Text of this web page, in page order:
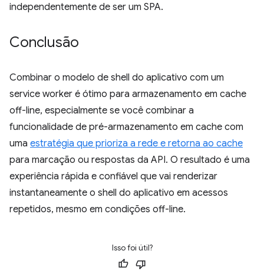
independentemente de ser um SPA.
Conclusão
Combinar o modelo de shell do aplicativo com um
service worker é ótimo para armazenamento em cache
off-line, especialmente se você combinar a
funcionalidade de pré-armazenamento em cache com
uma estratégia que prioriza a rede e retorna ao cache
para marcação ou respostas da API. O resultado é uma
experiência rápida e confiável que vai renderizar
instantaneamente o shell do aplicativo em acessos
repetidos, mesmo em condições off-line.
Isso foi útil?